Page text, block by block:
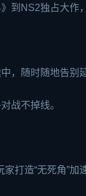
到NS2独占大作
，随时随地告别
战不掉线。
打造“无死角”加